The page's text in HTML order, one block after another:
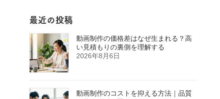
最近の投稿
動画制作の価格差はなぜ生まれる？高
い見積もりの裏側を理解する
2026年8月6日
動画制作のコストを抑える方法｜品質